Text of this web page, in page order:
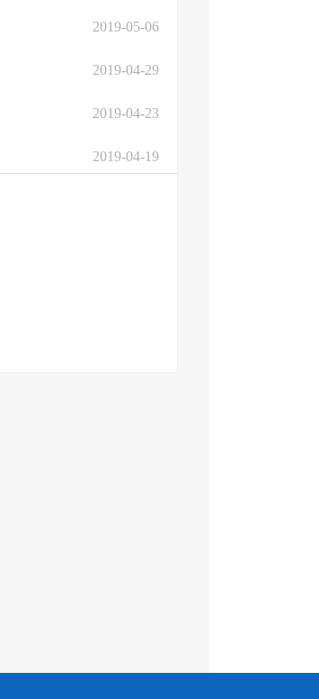
2019-05-06
2019-04-29
2019-04-23
2019-04-19